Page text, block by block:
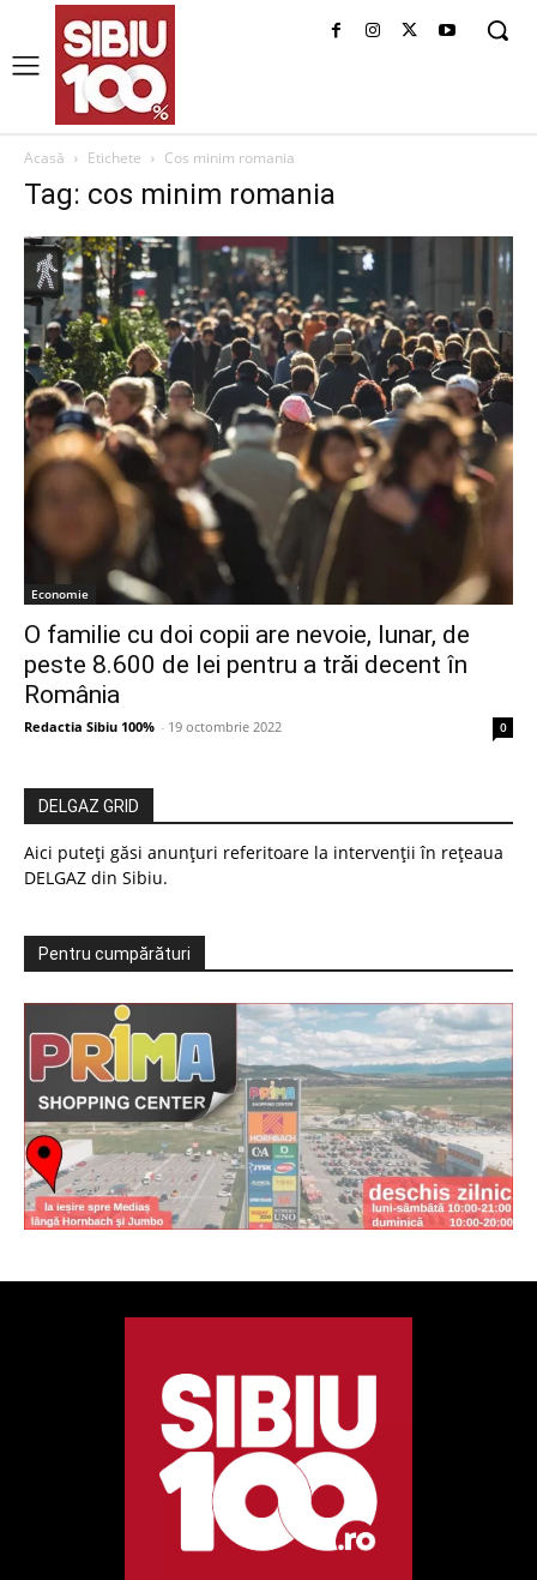
Acasă Etichete Cos minim romania
Tag: cos minim romania
Economie
O familie cu doi copii are nevoie, lunar, de
peste 8.600 de lei pentru a trăi decent în
România
Redactia Sibiu 100% - 19 octombrie 2022 0
DELGAZ GRID
Aici puteți găsi anunțuri referitoare la intervenții în rețeaua
DELGAZ din Sibiu.
Pentru cumpărături